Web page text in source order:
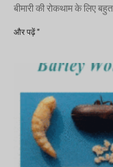
बीमारी की रोकथाम के लिए
और पढ़ें "